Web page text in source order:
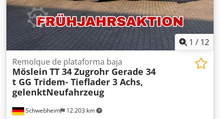
1 / 12
Schwebheim 12.203 km
Remolque de plataforma baja
Möslein TT 34 Zugrohr Gerade 34
t GG Tridem- Tieflader 3 Achs,
gelenktNeufahrzeug